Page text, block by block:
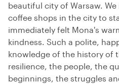
beautiful city of Warsaw.
coffee shops in the city to
immediately felt Mona's
kindness. Such a polite,
knowledge of the history of
resilience, the people, the
beginnings, the struggles